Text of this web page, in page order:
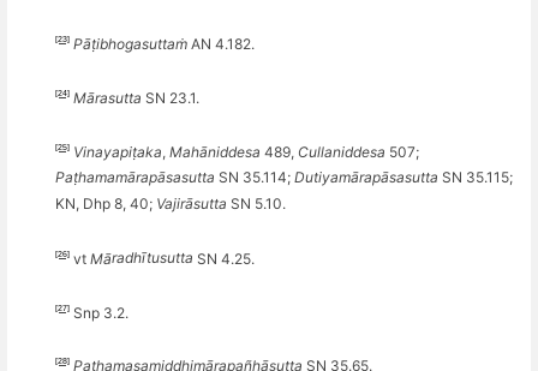
[23] Pāṭibhogasuttaṁ AN 4.182.
[24] Mārasutta SN 23.1.
[25] Vinayapiṭaka, Mahāniddesa 489, Cullaniddesa 507;
Paṭhamamārapāsasutta SN 35.114; Dutiyamārapāsasutta SN 35.115;
KN, Dhp 8, 40; Vajirāsutta SN 5.10.
[26] vt Māradhītusutta SN 4.25.
[27] Snp 3.2.
[28] Paṭhamasamiddhimārapañhāsutta SN 35.65.